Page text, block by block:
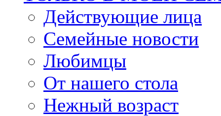
Действующие лица
Семейные новости
Любимцы
От нашего стола
Нежный возраст